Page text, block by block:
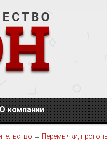
О компании
→ Перемычки,